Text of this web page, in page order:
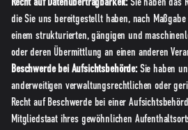
Recht auf Datenübertragbarkeit:Sie haben das
die Sie uns bereitgestellt haben, nach
einem strukturierten, gängigen und
oder deren Übermittlung an einen anderen
Beschwerde bei Aufsichtsbehörde:Sie haben
anderweitigen verwaltungsrechtlichen oder
Recht auf Beschwerde bei einer
Mitgliedstaat ihres gewöhnlichen